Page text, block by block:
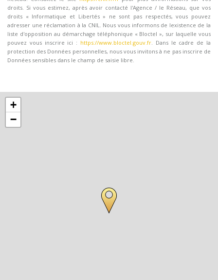
droits. Si vous estimez, après avoir contacté l'Agence / le Réseau, que vos
droits « Informatique et Libertés » ne sont pas respectés, vous pouvez
adresser une réclamation à la CNIL. Nous vous informons de lexistence de la
liste d'opposition au démarchage téléphonique « Bloctel », sur laquelle vous
pouvez vous inscrire ici : https://www.bloctel.gouv.fr. Dans le cadre de la
protection des Données personnelles, nous vous invitons à ne pas inscrire de
Données sensibles dans le champ de saisie libre.
+
−